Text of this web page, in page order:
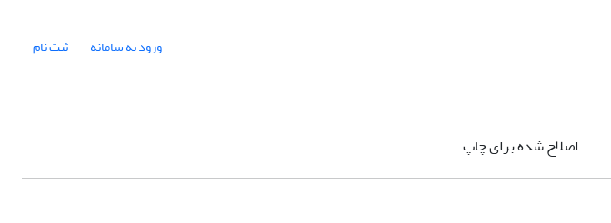
ورود به سامانه ثبت نام
اصلاح شده برای چاپ